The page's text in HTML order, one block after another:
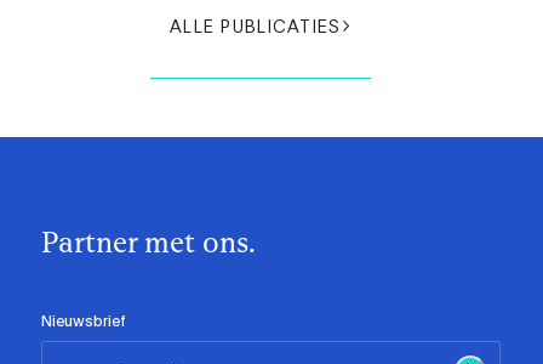
ALLE PUBLICATIES
Partner met ons.
Nieuwsbrief